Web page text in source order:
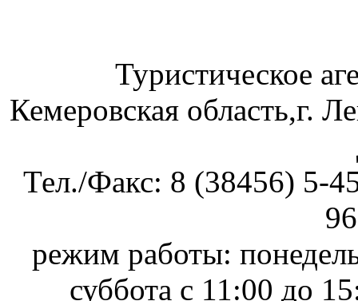
Туристическое
Кемеровская область,г.
Тел./Факс: 8 (38456) 5-
режим работы:
суббота с 11:00 до